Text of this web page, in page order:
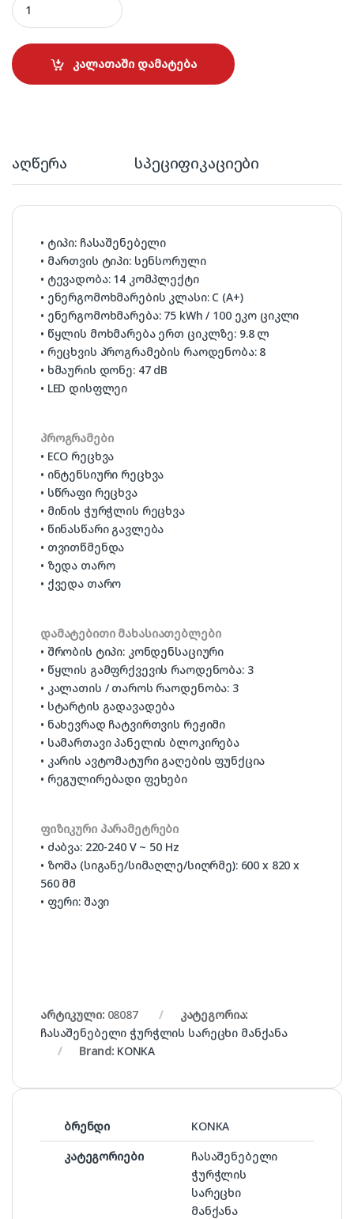
კალათაში დამატება
აღწერა სპეციფიკაციები
• ტიპი: ჩასაშენებელი
• მართვის ტიპი: სენსორული
• ტევადობა: 14 კომპლექტი
• ენერგომოხმარების კლასი: C (A+)
• ენერგომოხმარება: 75 kWh / 100 ეკო ციკლი
• წყლის მოხმარება ერთ ციკლზე: 9.8 ლ
• რეცხვის პროგრამების რაოდენობა: 8
• ხმაურის დონე: 47 dB
• LED დისფლეი
პროგრამები
• ECO რეცხვა
• ინტენსიური რეცხვა
• სწრაფი რეცხვა
• მინის ჭურჭლის რეცხვა
• წინასწარი გავლება
• თვითწმენდა
• ზედა თარო
• ქვედა თარო
დამატებითი მახასიათებლები
• შრობის ტიპი: კონდენსაციური
• წყლის გამფრქვევის რაოდენობა: 3
• კალათის / თაროს რაოდენობა: 3
• სტარტის გადავადება
• ნახევრად ჩატვირთვის რეჟიმი
• სამართავი პანელის ბლოკირება
• კარის ავტომატური გაღების ფუნქცია
• რეგულირებადი ფეხები
ფიზიკური პარამეტრები
• ძაბვა: 220-240 V ~ 50 Hz
• ზომა (სიგანე/სიმაღლე/სიღრმე): 600 x 820 x
560 მმ
• ფერი: შავი
არტიკული: 08087
კატეგორია:
ჩასაშენებელი ჭურჭლის სარეცხი მანქანა
Brand: KONKA
ბრენდი
KONKA
კატეგორიები
ჩასაშენებელი
ჭურჭლის
სარეცხი
მანქანა